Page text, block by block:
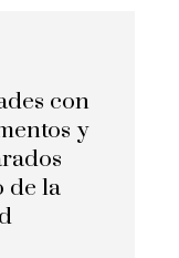
con
y
de la